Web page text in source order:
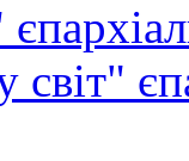
світ"